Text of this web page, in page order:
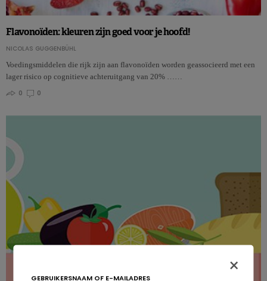
Flavonoïden: kleuren zijn goed voor je hoofd!
NICOLAS GUGGENBÜHL
Voedingsmiddelen die rijk zijn aan flavonoïden worden geassocieerd met een
lager risico op cognitieve achteruitgang van 20% ……
0
0
×
GEBRUIKERSNAAM OF E-MAILADRES